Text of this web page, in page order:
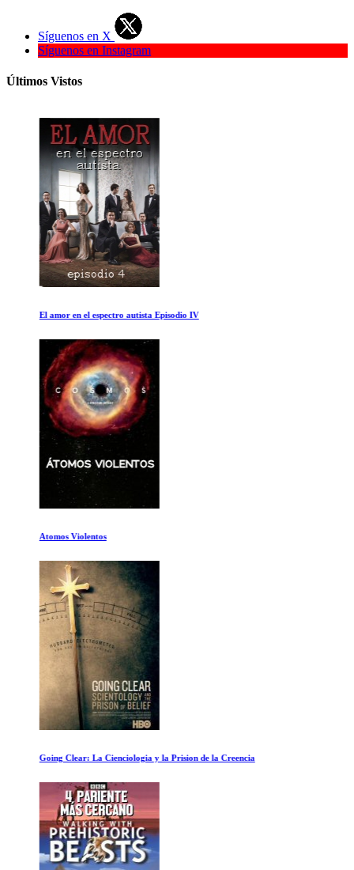
Síguenos en X
Síguenos en Instagram
Últimos Vistos
El amor en el espectro autista Episodio IV
Atomos Violentos
Going Clear: La Cienciologia y la Prision de la Creencia